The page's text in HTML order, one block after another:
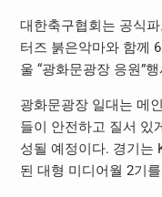
대한축구협회는 공식
터즈 붉은악마와 함께
울 “광화문광장 응원”
광화문광장 일대는 메
들이 안전하고 질서 있
성될 예정이다. 경기는
된 대형 미디어월 2기